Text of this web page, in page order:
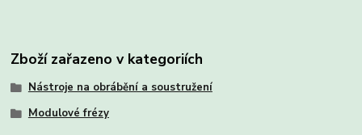
Zboží zařazeno v kategoriích
Nástroje na obrábění a soustružení
Modulové frézy